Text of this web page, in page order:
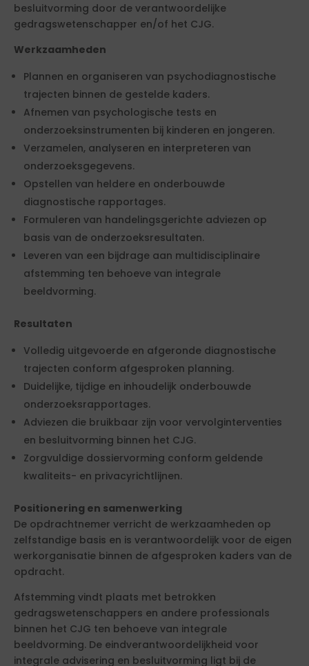
besluitvorming door de verantwoordelijke
gedragswetenschapper en/of het CJG.
Werkzaamheden
Plannen en organiseren van psychodiagnostische
trajecten binnen de gestelde kaders.
Afnemen van psychologische tests en
onderzoeksinstrumenten bij kinderen en jongeren.
Verzamelen, analyseren en interpreteren van
onderzoeksgegevens.
Opstellen van heldere en onderbouwde
diagnostische rapportages.
Formuleren van handelingsgerichte adviezen op
basis van de onderzoeksresultaten.
Leveren van een bijdrage aan multidisciplinaire
afstemming ten behoeve van integrale
beeldvorming.
Resultaten
Volledig uitgevoerde en afgeronde diagnostische
trajecten conform afgesproken planning.
Duidelijke, tijdige en inhoudelijk onderbouwde
onderzoeksrapportages.
Adviezen die bruikbaar zijn voor vervolginterventies
en besluitvorming binnen het CJG.
Zorgvuldige dossiervorming conform geldende
kwaliteits- en privacyrichtlijnen.
Positionering en samenwerking
De opdrachtnemer verricht de werkzaamheden op
zelfstandige basis en is verantwoordelijk voor de eigen
werkorganisatie binnen de afgesproken kaders van de
opdracht.
Afstemming vindt plaats met betrokken
gedragswetenschappers en andere professionals
binnen het CJG ten behoeve van integrale
beeldvorming. De eindverantwoordelijkheid voor
integrale advisering en besluitvorming ligt bij de